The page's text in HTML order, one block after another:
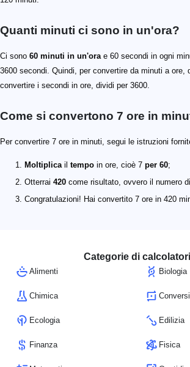
Quanti minuti ci sono in un'ora?
Ci sono 60 minuti in un'orae 60 secondi in ogni
3600 secondi. Quindi, per convertire da minuti a ore,
convertire i secondi in ore, dividi per 3600.
Come si convertono 7 ore in
Per convertire 7 ore in minuti, segui le istruzioni
Moltiplicail tempo in ore, cioè 7 per 60;
Otterrai 420 come risultato, ovvero il numero
Congratulazioni! Hai convertito 7 ore in 420
Categorie di calcolatori
Alimenti Biologia
Chimica
Ecologia Edilizia
Finanza Fisica